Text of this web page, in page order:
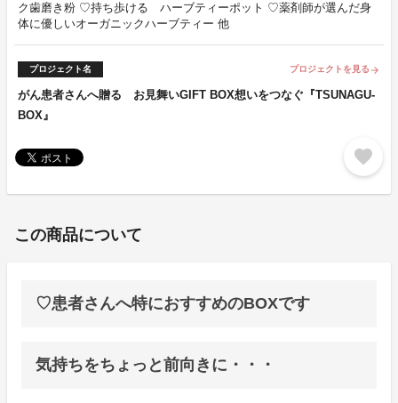
ク歯磨き粉 ♡持ち歩ける ハーブティーポット ♡薬剤師が選んだ身
体に優しいオーガニックハーブティー 他
プロジェクト名 プロジェクトを見る arrow_forward
がん患者さんへ贈る お見舞いGIFT BOX想いをつなぐ『TSUNAGU-
BOX』
favorite
この商品について
♡患者さんへ特におすすめのBOXです
気持ちをちょっと前向きに・・・